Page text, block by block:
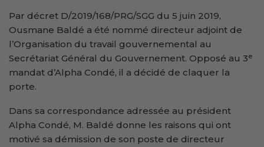
Par décret D/2019/168/PRG/SGG du 5 juin 2019,
Ousmane Baldé a été nommé directeur adjoint de
l’Organisation du travail gouvernemental au
Secrétariat Général du Gouvernement. Opposé au 3e
mandat d’Alpha Condé, il a décidé de claquer la
porte.
Dans sa correspondance adressée au président
Alpha Condé, M. Baldé donne les raisons qui ont
motivé sa démission de son poste de directeur